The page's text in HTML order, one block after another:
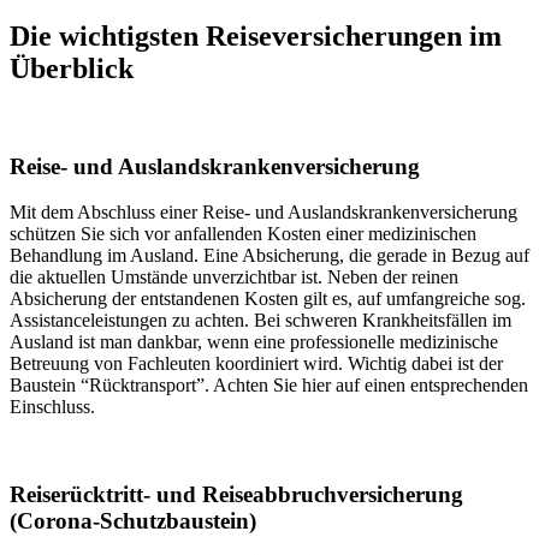
Die wichtigsten Reiseversicherungen im
Überblick
Reise- und Auslandskrankenversicherung
Mit dem Abschluss einer Reise- und Auslandskrankenversicherung
schützen Sie sich vor anfallenden Kosten einer medizinischen
Behandlung im Ausland. Eine Absicherung, die gerade in Bezug auf
die aktuellen Umstände unverzichtbar ist. Neben der reinen
Absicherung der entstandenen Kosten gilt es, auf umfangreiche sog.
Assistanceleistungen zu achten. Bei schweren Krankheitsfällen im
Ausland ist man dankbar, wenn eine professionelle medizinische
Betreuung von Fachleuten koordiniert wird. Wichtig dabei ist der
Baustein “Rücktransport”. Achten Sie hier auf einen entsprechenden
Einschluss.
Reiserücktritt- und Reiseabbruchversicherung
(Corona-Schutzbaustein)